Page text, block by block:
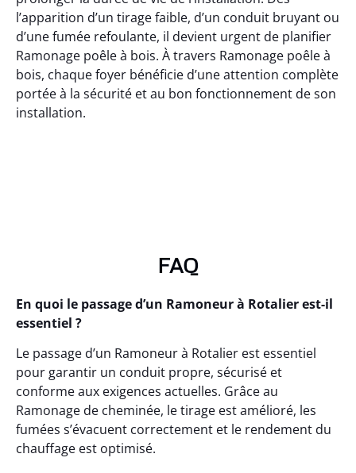
l’apparition d’un tirage faible, d’un conduit bruyant ou
d’une fumée refoulante, il devient urgent de planifier
Ramonage poêle à bois. À travers Ramonage poêle à
bois, chaque foyer bénéficie d’une attention complète
portée à la sécurité et au bon fonctionnement de son
installation.
FAQ
En quoi le passage d’un Ramoneur à Rotalier est-il
essentiel ?
Le passage d’un Ramoneur à Rotalier est essentiel
pour garantir un conduit propre, sécurisé et
conforme aux exigences actuelles. Grâce au
Ramonage de cheminée, le tirage est amélioré, les
fumées s’évacuent correctement et le rendement du
chauffage est optimisé.